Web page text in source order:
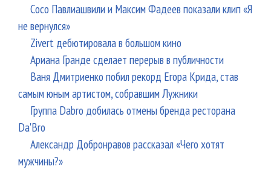
Сосо Павлиашвили и Максим Фадеев показали клип «Я
не вернулся»
Zivert дебютировала в большом кино
Ариана Гранде сделает перерыв в публичности
Ваня Дмитриенко побил рекорд Егора Крида, став
самым юным артистом, собравшим Лужники
Группа Dabro добилась отмены бренда ресторана
Da'Bro
Александр Добронравов рассказал «Чего хотят
мужчины?»